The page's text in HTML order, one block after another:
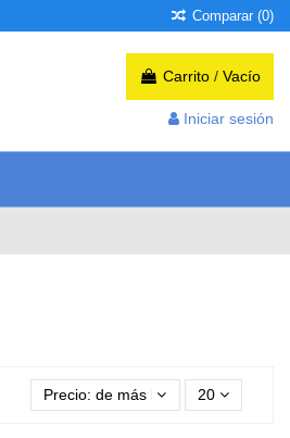
Comparar (0)
Carrito / Vacío
Iniciar sesión
Precio: de más bajo a más alto
20